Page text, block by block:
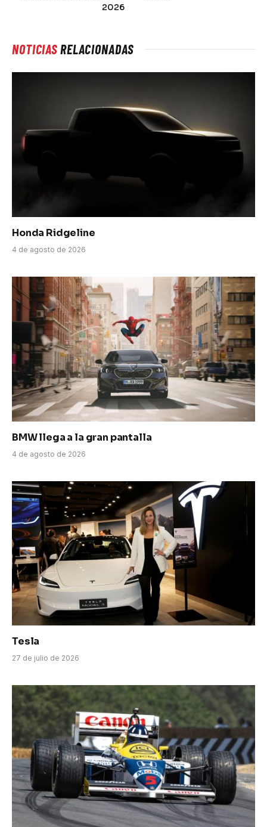
2026
NOTICIASRELACIONADAS
Honda Ridgeline
4 de agosto de 2026
BMW llega a la gran pantalla
4 de agosto de 2026
Tesla
27 de julio de 2026